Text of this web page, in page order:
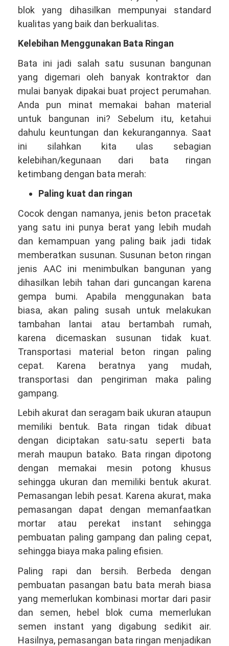
blok yang dihasilkan mempunyai standard
kualitas yang baik dan berkualitas.
Kelebihan Menggunakan Bata Ringan
Bata ini jadi salah satu susunan bangunan
yang digemari oleh banyak kontraktor dan
mulai banyak dipakai buat project perumahan.
Anda pun minat memakai bahan material
untuk bangunan ini? Sebelum itu, ketahui
dahulu keuntungan dan kekurangannya. Saat
ini silahkan kita ulas sebagian
kelebihan/kegunaan dari bata ringan
ketimbang dengan bata merah:
Paling kuat dan ringan
Cocok dengan namanya, jenis beton pracetak
yang satu ini punya berat yang lebih mudah
dan kemampuan yang paling baik jadi tidak
memberatkan susunan. Susunan beton ringan
jenis AAC ini menimbulkan bangunan yang
dihasilkan lebih tahan dari guncangan karena
gempa bumi. Apabila menggunakan bata
biasa, akan paling susah untuk melakukan
tambahan lantai atau bertambah rumah,
karena dicemaskan susunan tidak kuat.
Transportasi material beton ringan paling
cepat. Karena beratnya yang mudah,
transportasi dan pengiriman maka paling
gampang.
Lebih akurat dan seragam baik ukuran ataupun
memiliki bentuk. Bata ringan tidak dibuat
dengan diciptakan satu-satu seperti bata
merah maupun batako. Bata ringan dipotong
dengan memakai mesin potong khusus
sehingga ukuran dan memiliki bentuk akurat.
Pemasangan lebih pesat. Karena akurat, maka
pemasangan dapat dengan memanfaatkan
mortar atau perekat instant sehingga
pembuatan paling gampang dan paling cepat,
sehingga biaya maka paling efisien.
Paling rapi dan bersih. Berbeda dengan
pembuatan pasangan batu bata merah biasa
yang memerlukan kombinasi mortar dari pasir
dan semen, hebel blok cuma memerlukan
semen instant yang digabung sedikit air.
Hasilnya, pemasangan bata ringan menjadikan